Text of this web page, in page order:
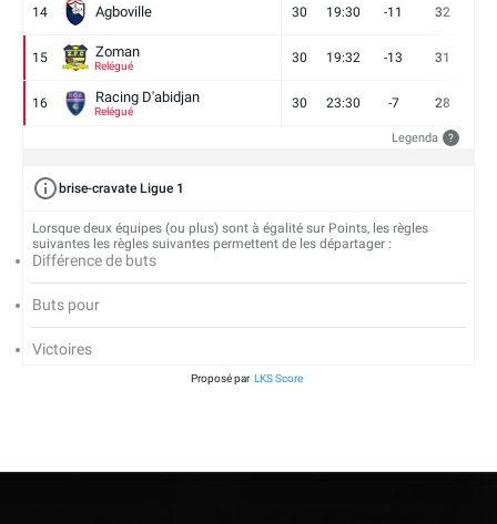
14 Agboville 30 19:30 -11 32
15 Zoman
Relégué
30 19:32 -13 31
16 Racing D'abidjan
Relégué
30 23:30 -7 28
Legenda ?
brise-cravate Ligue 1
Lorsque deux équipes (ou plus) sont à égalité sur Points, les règles
suivantes les règles suivantes permettent de les départager :
Différence de buts
Buts pour
Victoires
Proposé par LKS Score